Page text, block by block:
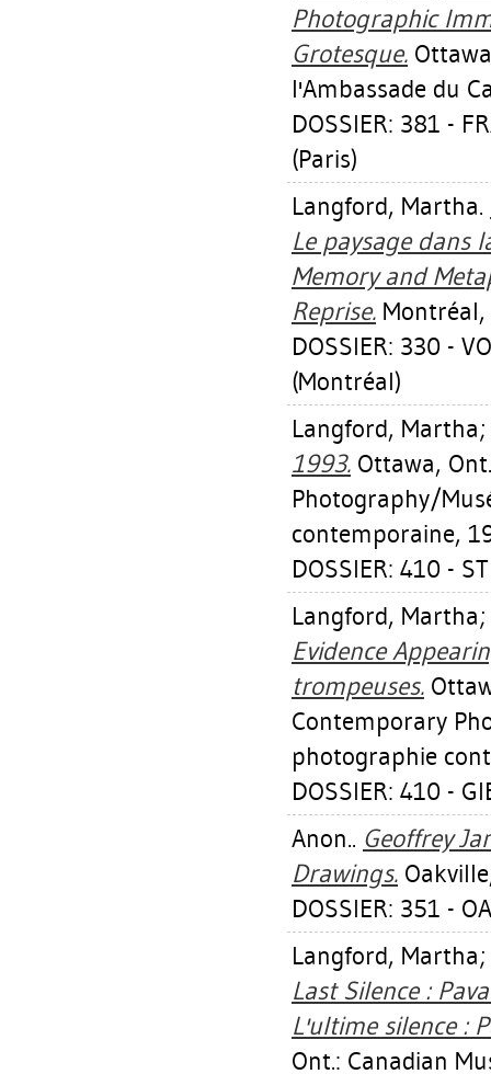
Photographic
Grotesque.
l'Ambassade du
DOSSIER: 381 -
(Paris)
Langford, Martha.
Le paysage dans
Memory and
Reprise. Montréal,
DOSSIER: 330 -
(Montréal)
Langford, Martha;
1993. Ottawa,
Photography/
contemporaine,
DOSSIER: 410 -
Langford, Martha;
Evidence
trompeuses.
Contemporary
photographie
DOSSIER: 410 -
Anon.. Geoffrey
Drawings.
DOSSIER: 351 -
Langford, Martha;
Last Silence :
L'ultime silence :
Ont.: Canadian